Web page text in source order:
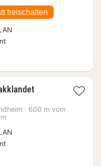
€freischalten
1
ab
· 600 m vom